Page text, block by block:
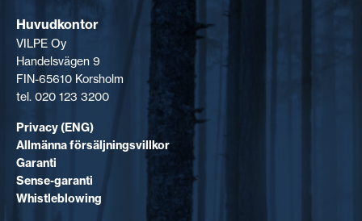
Huvudkontor
VILPE Oy
Handelsvägen 9
FIN-65610 Korsholm
tel. 020 123 3200
Privacy (ENG)
Allmänna försäljningsvillkor
Garanti
Sense-garanti
Whistleblowing